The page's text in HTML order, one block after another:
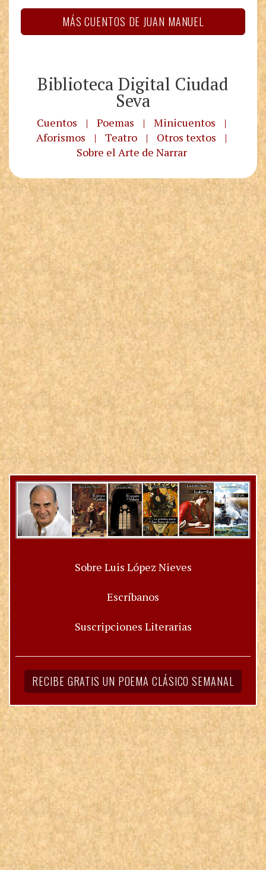
MÁS CUENTOS DE JUAN MANUEL
Biblioteca Digital Ciudad
Seva
Cuentos | Poemas | Minicuentos
|
Aforismos
| Teatro | Otros textos
|
Sobre el Arte de Narrar
Sobre Luis López Nieves
Escríbanos
Suscripciones Literarias
RECIBE GRATIS UN POEMA CLÁSICO SEMANAL